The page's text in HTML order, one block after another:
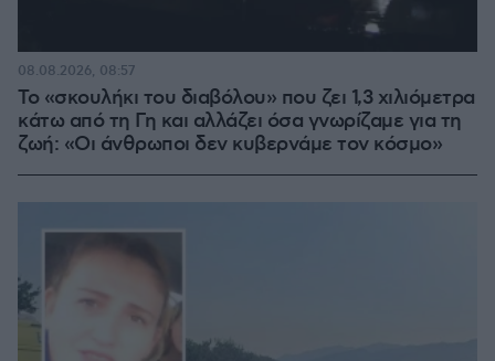
Το «σκουλήκι του διαβόλου» που ζει 1,3 χιλιόμετρα
κάτω από τη Γη και αλλάζει όσα γνωρίζαμε για τη
ζωή: «Οι άνθρωποι δεν κυβερνάμε τον κόσμο»
08.08.2026, 08:57